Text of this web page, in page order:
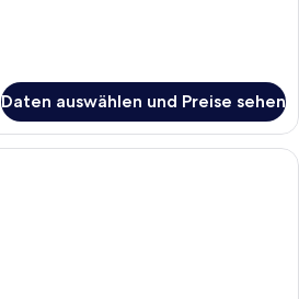
Daten auswählen und Preise sehen
Deluxe-Zimmer | Hochwertige